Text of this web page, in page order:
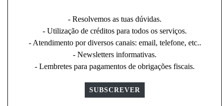
- Resolvemos as tuas dúvidas.
- Utilização de créditos para todos os serviços.
- Atendimento por diversos canais: email, telefone, etc..
- Newsletters informativas.
- Lembretes para pagamentos de obrigações fiscais.
SUBSCREVER